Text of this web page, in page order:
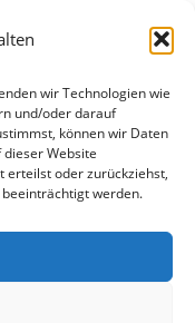
wir Technologien wie
und/oder darauf
können wir Daten
Website
erteilst oder zurückziehst,
werden.